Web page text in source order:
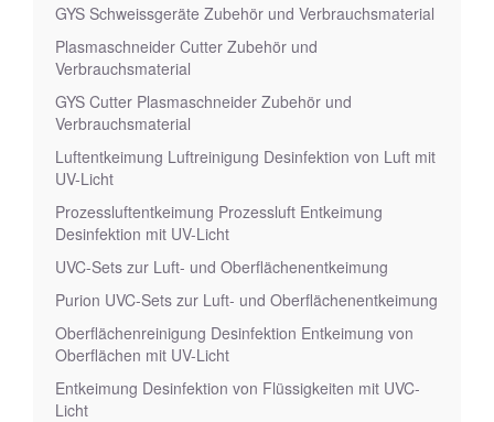
GYS Schweissgeräte Zubehör und Verbrauchsmaterial
Plasmaschneider Cutter Zubehör und
Verbrauchsmaterial
GYS Cutter Plasmaschneider Zubehör und
Verbrauchsmaterial
Luftentkeimung Luftreinigung Desinfektion von Luft mit
UV-Licht
Prozessluftentkeimung Prozessluft Entkeimung
Desinfektion mit UV-Licht
UVC-Sets zur Luft- und Oberflächenentkeimung
Purion UVC-Sets zur Luft- und Oberflächenentkeimung
Oberflächenreinigung Desinfektion Entkeimung von
Oberflächen mit UV-Licht
Entkeimung Desinfektion von Flüssigkeiten mit UVC-
Licht